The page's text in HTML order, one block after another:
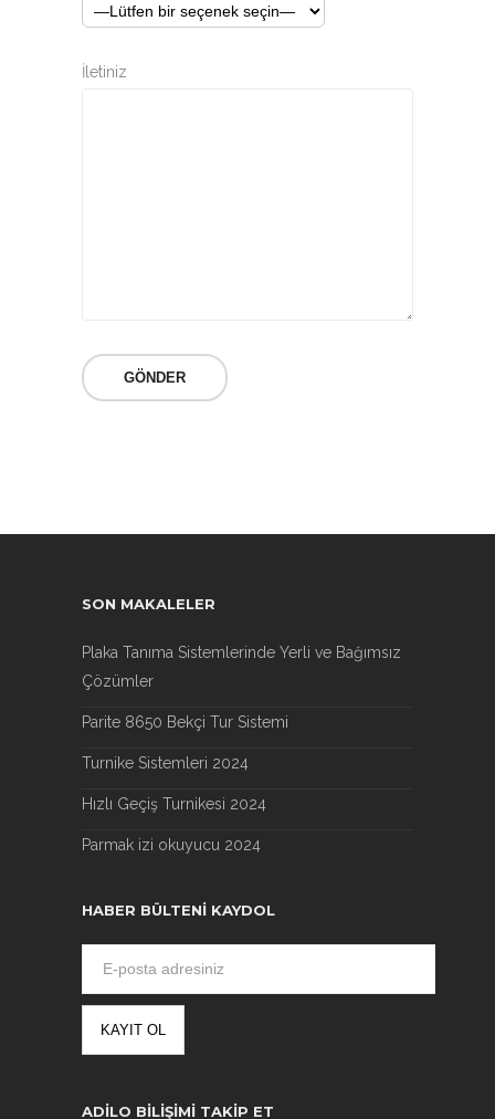
İletiniz
SON MAKALELER
Plaka Tanıma Sistemlerinde Yerli ve Bağımsız
Çözümler
Parite 8650 Bekçi Tur Sistemi
Turnike Sistemleri 2024
Hızlı Geçiş Turnikesi 2024
Parmak izi okuyucu 2024
HABER BÜLTENI KAYDOL
ADILO BILIŞIMI TAKIP ET